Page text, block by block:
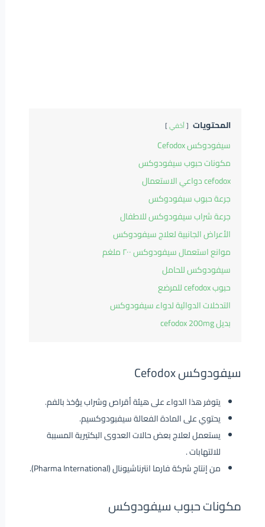
المحتويات أخفي
سيفودوكس Cefodox
مكونات حبوب سيفودوكس
cefodox دواعي الاستعمال
جرعة حبوب سيفودوكس
جرعة شراب سيفودوكس للاطفال
الأعراض الجانبية لعلاج سيفودوكس
موانع استعمال سيفودوكس ٢٠٠ ملغم
سيفودوكس للحامل
حبوب cefodox للمرضع
التدخلات الدوائية لدواء سيفودوكس
بديل cefodox 200mg
سيفودوكس Cefodox
يتوفر هذا الدواء على هيئة أقراص وشراب يؤخذ بالفم.
يحتوي على المادة الفعالة سيفبودوكسيم.
يستعمل لعلاج بعض حالات العدوى البكتيرية المسببة
للالتهابات .
من إنتاج شركة فارما انترناشيونال (Pharma International).
مكونات حبوب سيفودوكس